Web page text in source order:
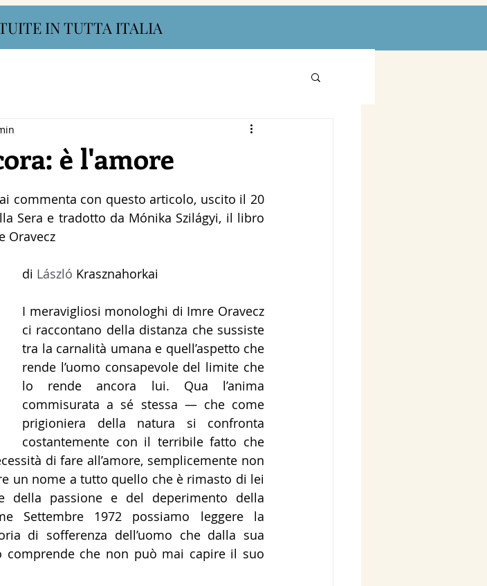
IN TUTTA ITALIA
è l'amore
commenta con questo articolo, uscito il 20
Sera e tradotto da Mónika Szilágyi, il libro
Oravecz
di László Krasznahorkai
I meravigliosi monologhi di Imre Oravecz
ci raccontano della distanza che sussiste
tra la carnalità umana e quell’aspetto che
rende l’uomo consapevole del limite che
lo rende ancora lui. Qua l’anima
commisurata a sé stessa — che come
prigioniera della natura si confronta
costantemente con il terribile fatto che
di fare all’amore, semplicemente non
un nome a tutto quello che è rimasto di lei
passione e del deperimento della
Settembre 1972 possiamo leggere la
di sofferenza dell’uomo che dalla sua
comprende che non può mai capire il suo